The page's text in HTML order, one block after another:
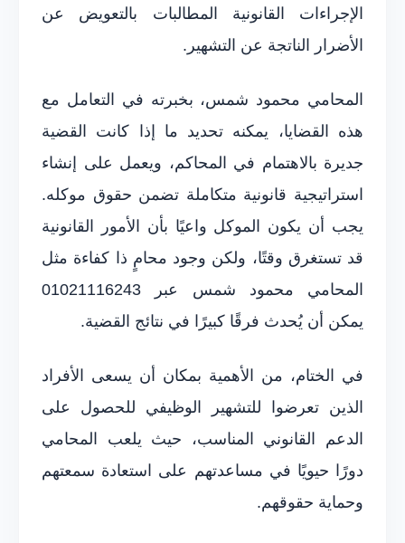
الإجراءات القانونية المطالبات بالتعويض عن
الأضرار الناتجة عن التشهير.
المحامي محمود شمس، بخبرته في التعامل مع
هذه القضايا، يمكنه تحديد ما إذا كانت القضية
جديرة بالاهتمام في المحاكم، ويعمل على إنشاء
استراتيجية قانونية متكاملة تضمن حقوق موكله.
يجب أن يكون الموكل واعيًا بأن الأمور القانونية
قد تستغرق وقتًا، ولكن وجود محامٍ ذا كفاءة مثل
المحامي محمود شمس عبر 01021116243
يمكن أن يُحدث فرقًا كبيرًا في نتائج القضية.
في الختام، من الأهمية بمكان أن يسعى الأفراد
الذين تعرضوا للتشهير الوظيفي للحصول على
الدعم القانوني المناسب، حيث يلعب المحامي
دورًا حيويًا في مساعدتهم على استعادة سمعتهم
وحماية حقوقهم.